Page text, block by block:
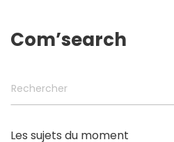
Com’search
Les sujets du moment